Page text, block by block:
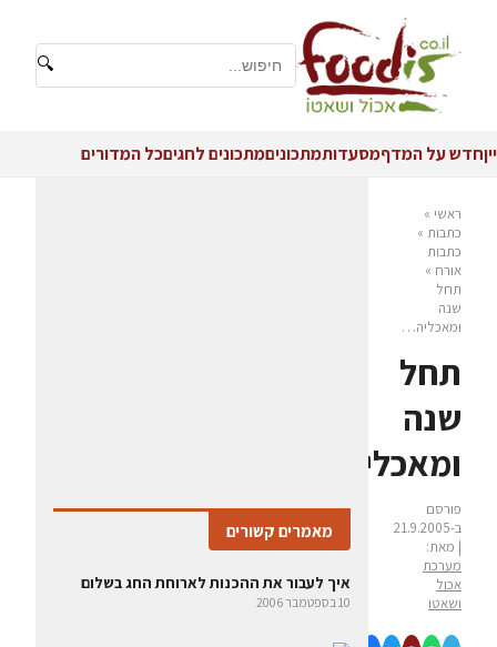
🔍
ייןחדש על המדףמסעדותמתכוניםמתכונים לחגיםכל המדורים
ראשי »
כתבות »
כתבות
אורח »
תחל
שנה
ומאכליה…
תחל
שנה
ומאכליה…
פורסם
ב-21.9.2005
| מאת:
מערכת
אכול
ושאטו
מאמרים קשורים
איך לעבור את ההכנות לארוחת החג בשלום
10 בספטמבר 2006